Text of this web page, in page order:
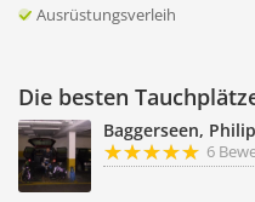
Ausrüstungsverleih
Die besten
Baggerseen,
6